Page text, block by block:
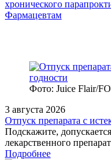
хронического
Фармацевтам
Фото: Juice Flair/
3 августа 2026
Отпуск препарата с
Подскажите,
лекарственного
Подробнее